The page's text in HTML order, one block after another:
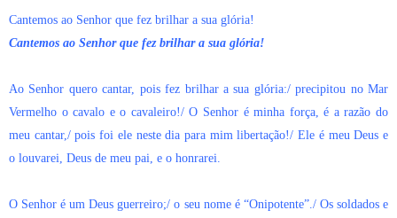
Cantemos ao Senhor que fez brilhar a sua glória!
Cantemos ao Senhor que fez brilhar a sua glória!
Ao Senhor quero cantar, pois fez brilhar a sua glória:/ precipitou no Mar
Vermelho o cavalo e o cavaleiro!/ O Senhor é minha força, é a razão do
meu cantar,/ pois foi ele neste dia para mim libertação!/ Ele é meu Deus e
o louvarei, Deus de meu pai, e o honrarei.
O Senhor é um Deus guerreiro;/ o seu nome é “Onipotente”./ Os soldados e